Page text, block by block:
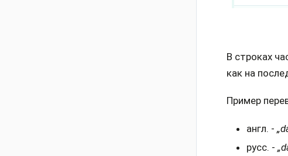
В строках
как на
Пример
англ. -
русс. -